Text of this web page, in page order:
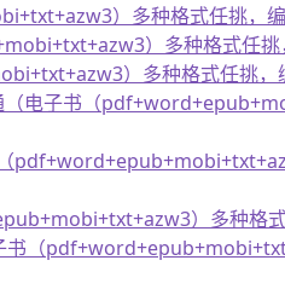
）多种格式任挑，编
）多种格式任挑
）多种格式任挑，
电子书（
）多种格
书（